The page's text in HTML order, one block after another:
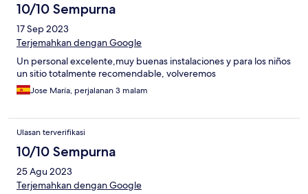
10/10 Sempurna
17 Sep 2023
Terjemahkan dengan Google
Un personal excelente,muy buenas instalaciones y para los niños
un sitio totalmente recomendable, volveremos
Jose María, perjalanan 3 malam
Ulasan terverifikasi
10/10 Sempurna
25 Agu 2023
Terjemahkan dengan Google